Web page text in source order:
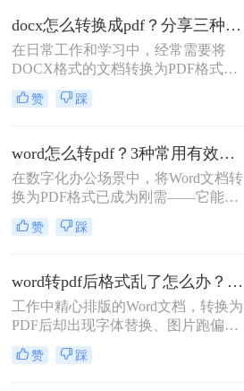
效果都完全一致。相比之下，Word文
档则可能因软件版本、字体缺失或设
置差异而出现排版错乱。因此，将
Word文档转换为PDF是一项高频且至
关重要的技能。那么word文档怎么转
换pdf呢？
docx怎么转换成pdf？分享三种常见转换方法！
在日常工作和学习中，经常需要将
DOCX格式的文档转换为PDF格式，
以确保在不同设备和软件上的格式一
致性。那么docx怎么转换成pdf呢？本
方法。
赞 踩
word怎么转pdf？3种常用有效方法！
在数字化办公场景中，将Word文档转
换为PDF格式已成为刚需——它能确
保文档格式稳定、防止篡改，同时便
于跨平台共享与打印。那么word怎么
告干扰的转换方案，精选3种被百度
搜索收录率高的方法。每个步骤均经
实测验证，附带操作图标指引，助你
10分钟内搞定转换，避免踩坑！
赞 踩
word转pdf后格式乱了怎么办？5种高效修复方法（2026实测指南）
工作中精心排版的Word文档，转换为
PDF后却出现字体替换、图片跑偏、
表格错位、页数增多等"排版灾难"，
不仅影响专业形象，更可能因格式问
赞 踩